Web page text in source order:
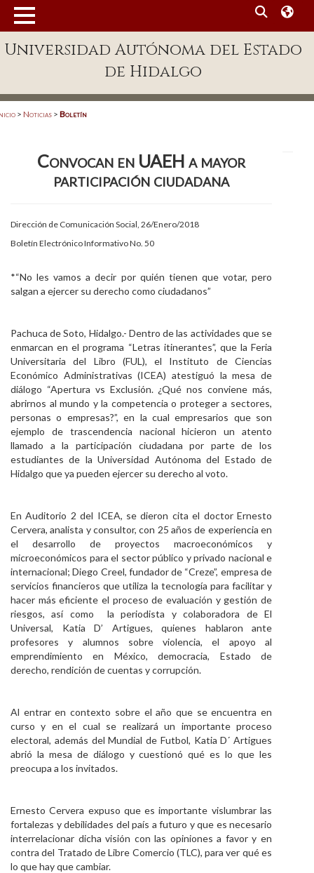
Enlaces
Patronato
Publicaciones en línea
Acreditación Internacional
Alumnado
Personal
Alumni
Visitantes
Universidad Autónoma del Estado
de Hidalgo
> Noticias > Boletín
Convocan en UAEH a mayor
participación ciudadana
Dirección de Comunicación Social, 26/Enero/2018
Boletín Electrónico Informativo No. 50
*“No les vamos a decir por quién tienen que votar, pero
salgan a ejercer su derecho como ciudadanos”
Pachuca de Soto, Hidalgo.- Dentro de las actividades que se
enmarcan en el programa “Letras itinerantes”, que la Feria
Universitaria del Libro (FUL), el Instituto de Ciencias
Económico Administrativas (ICEA) atestiguó la mesa de
diálogo “Apertura vs Exclusión. ¿Qué nos conviene más,
abrirnos al mundo y la competencia o proteger a sectores,
personas o empresas?”, en la cual empresarios que son
ejemplo de trascendencia nacional hicieron un atento
llamado a la participación ciudadana por parte de los
estudiantes de la Universidad Autónoma del Estado de
Hidalgo que ya pueden ejercer su derecho al voto.
En Auditorio 2 del ICEA, se dieron cita el doctor Ernesto
Cervera, analista y consultor, con 25 años de experiencia en
el desarrollo de proyectos macroeconómicos y
microeconómicos para el sector público y privado nacional e
internacional; Diego Creel, fundador de “Creze”, empresa de
servicios financieros que utiliza la tecnología para facilitar y
hacer más eficiente el proceso de evaluación y gestión de
riesgos, así como la periodista y colaboradora de El
Universal, Katia D’ Artigues, quienes hablaron ante
profesores y alumnos sobre violencia, el apoyo al
emprendimiento en México, democracia, Estado de
derecho, rendición de cuentas y corrupción.
Al entrar en contexto sobre el año que se encuentra en
curso y en el cual se realizará un importante proceso
electoral, además del Mundial de Futbol, Katia D´ Artigues
abrió la mesa de diálogo y cuestionó qué es lo que les
preocupa a los invitados.
Ernesto Cervera expuso que es importante vislumbrar las
fortalezas y debilidades del país a futuro y que es necesario
interrelacionar dicha visión con las opiniones a favor y en
contra del Tratado de Libre Comercio (TLC), para ver qué es
lo que hay que cambiar.